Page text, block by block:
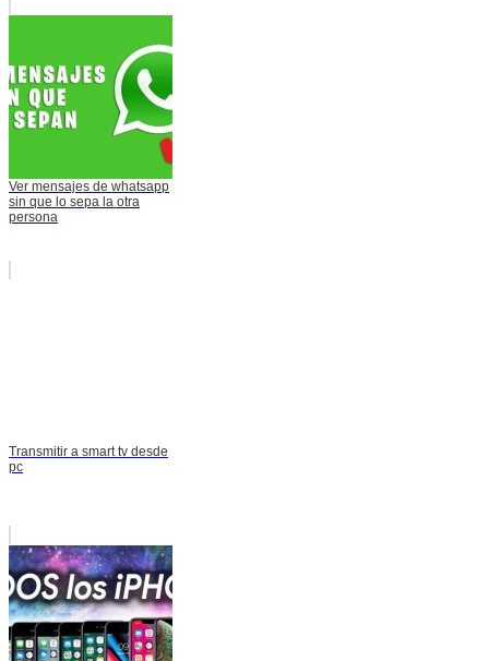
Ver mensajes de whatsapp
sin que lo sepa la otra
persona
Transmitir a smart tv desde
pc